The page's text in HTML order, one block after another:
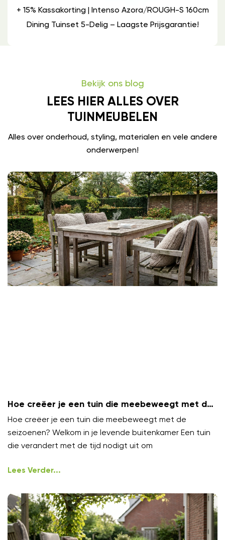
+ 15% Kassakorting | Intenso Azora/ROUGH-S 160cm
Dining Tuinset 5-Delig – Laagste Prijsgarantie!
Bekijk ons blog
LEES HIER ALLES OVER
TUINMEUBELEN
Alles over onderhoud, styling, materialen en vele andere
onderwerpen!
Hoe creëer je een tuin die meebeweegt met de
seizoenen?
Hoe creëer je een tuin die meebeweegt met de
seizoenen? Welkom in je levende buitenkamer Een tuin
die verandert met de tijd nodigt uit om
Lees Verder...